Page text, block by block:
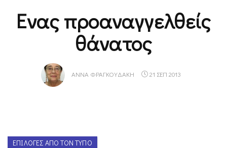
Ενας προαναγγελθείς
θάνατος
ΑΝΝΑ ΦΡΑΓΚΟΥΔΆΚΗ 21 ΣΕΠ 2013
ΕΠΙΛΟΓΈΣ ΑΠΌ ΤΟΝ ΤΎΠΟ